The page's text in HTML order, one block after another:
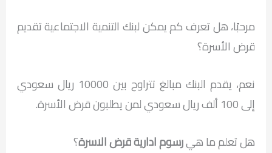
مرحبًا، هل تعرف كم يمكن لبنك التنمية الاجتماعية تقديم
قرض الأسرة؟
نعم، يقدم البنك مبالغ تتراوح بين 10000 ريال سعودي
إلى 100 ألف ريال سعودي لمن يطلبون قرض الأسرة.
هل تعلم ما هيرسوم ادارية قرض الاسرة؟